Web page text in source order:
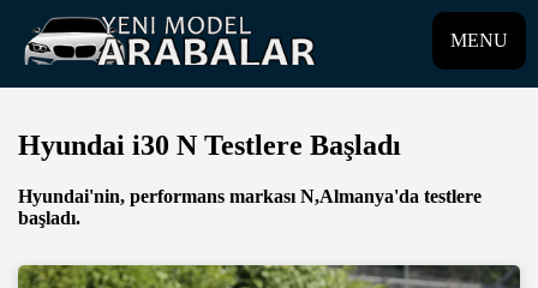
MENU
Hyundai i30 N Testlere Başladı
Hyundai'nin, performans markası N,Almanya'da testlere
başladı.